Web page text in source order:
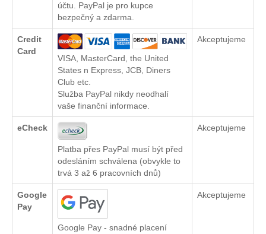
účtu. PayPal je pro kupce
bezpečný a zdarma.
Credit
Card
VISA, MasterCard, the United
States n Express, JCB, Diners
Club etc.
Služba PayPal nikdy neodhalí
vaše finanční informace.
Akceptujeme
eCheck
Platba přes PayPal musí být před
odesláním schválena (obvykle to
trvá 3 až 6 pracovních dnů)
Akceptujeme
Google
Pay
Google Pay - snadné placení
Akceptujeme